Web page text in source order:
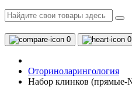
0 0
Оториноларингология
Набор клинков